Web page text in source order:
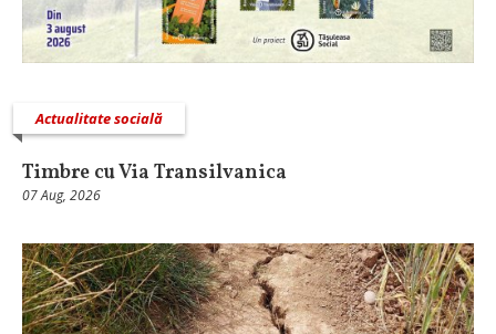
Actualitate socială
Timbre cu Via Transilvanica
07 Aug, 2026